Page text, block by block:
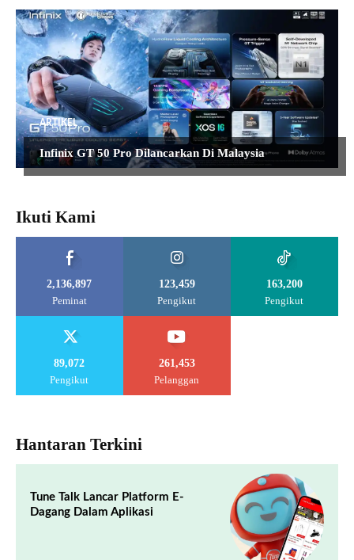
ARTIKEL
Infinix GT 50 Pro Dilancarkan Di Malaysia
Ikuti Kami
2,136,897
Peminat
123,459
Pengikut
163,200
Pengikut
89,072
Pengikut
261,453
Pelanggan
Hantaran Terkini
Tune Talk Lancar Platform E-
Dagang Dalam Aplikasi